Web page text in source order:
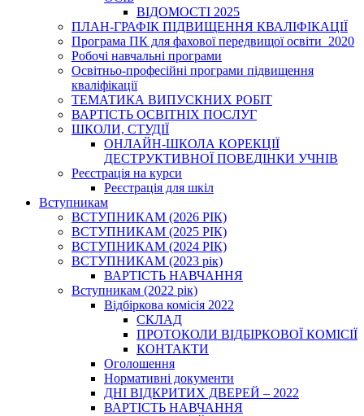
ВІДОМОСТІ 2025
ПЛАН-ГРАФІК ПІДВИЩЕННЯ КВАЛІФІКАЦІЇ
Програма ПК для фахової передвищої освіти_2020
Робочі навчальні програми
Освітньо-професійні програми підвищення
кваліфікації
ТЕМАТИКА ВИПУСКНИХ РОБІТ
ВАРТІСТЬ ОСВІТНІХ ПОСЛУГ
ШКОЛИ, СТУДІЇ
ОНЛАЙН-ШКОЛА КОРЕКЦІЇ
ДЕСТРУКТИВНОЇ ПОВЕДІНКИ УЧНІВ
Реєстрація на курси
Реєстрація для шкіл
Вступникам
ВСТУПНИКАМ (2026 РІК)
ВСТУПНИКАМ (2025 РІК)
ВСТУПНИКАМ (2024 РІК)
ВСТУПНИКАМ (2023 рік)
ВАРТІСТЬ НАВЧАННЯ
Вступникам (2022 рік)
Відбіркова комісія 2022
СКЛАД
ПРОТОКОЛИ ВІДБІРКОВОЇ КОМІСІЇ
КОНТАКТИ
Оголошення
Нормативні документи
ДНІ ВІДКРИТИХ ДВЕРЕЙ – 2022
ВАРТІСТЬ НАВЧАННЯ